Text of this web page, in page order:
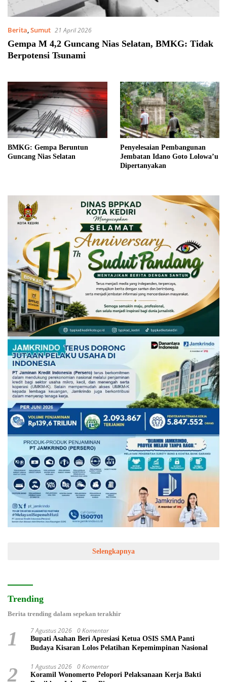
Berita,Sumut 21 April 2026
Gempa M 4,2 Guncang Nias Selatan, BMKG: Tidak
Berpotensi Tsunami
BMKG: Gempa Beruntun
Guncang Nias Selatan
Penyelesaian Pembangunan
Jembatan Idano Goto Lolowa’u
Dipertanyakan
Selengkapnya
Trending
Berita trending dalam sepekan terakhir
1 7 Agustus 2026 0 Komentar
Bupati Asahan Beri Apresiasi Ketua OSIS SMA Panti
Budaya Kisaran Lolos Pelatihan Kepemimpinan Nasional
2 1 Agustus 2026 0 Komentar
Koramil Wonomerto Pelopori Pelaksanaan Kerja Bakti